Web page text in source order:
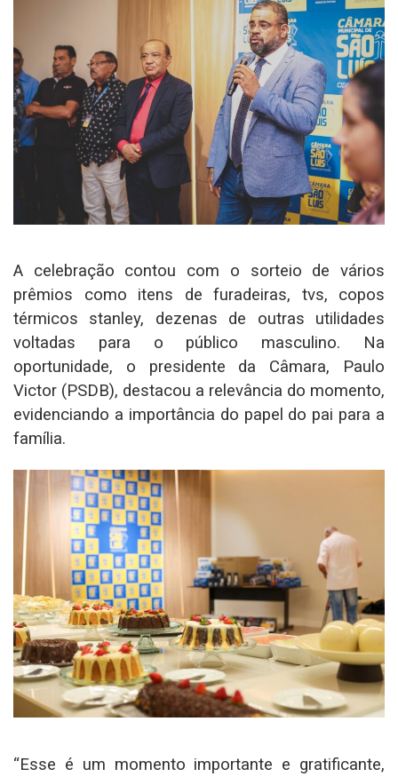
A celebração contou com o sorteio de vários
prêmios como itens de furadeiras, tvs, copos
térmicos stanley, dezenas de outras utilidades
voltadas para o público masculino. Na
oportunidade, o presidente da Câmara, Paulo
Victor (PSDB), destacou a relevância do momento,
evidenciando a importância do papel do pai para a
família.
“Esse é um momento importante e gratificante,